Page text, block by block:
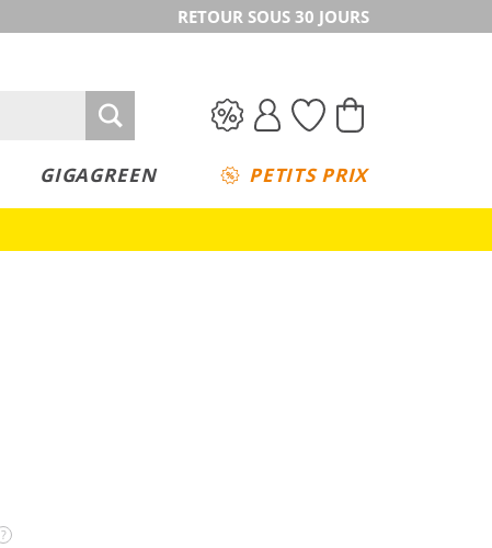
RETOUR SOUS 30 JOURS
GIGAGREEN PETITS PRIX
?